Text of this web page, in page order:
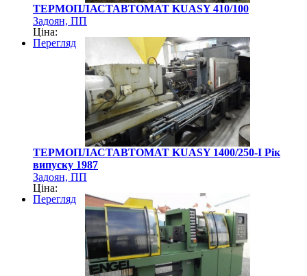
ТЕРМОПЛАСТАВТОМАТ KUASY 410/100
Задоян, ПП
Ціна:
Перегляд
ТЕРМОПЛАСТАВТОМАТ KUASY 1400/250-I Рік
випуску 1987
Задоян, ПП
Ціна:
Перегляд